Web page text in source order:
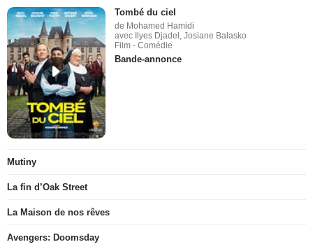
Tombé du ciel
de Mohamed Hamidi
avec Ilyes Djadel, Josiane Balasko
Film - Comédie
Bande-annonce
Mutiny
La fin d’Oak Street
La Maison de nos rêves
Avengers: Doomsday